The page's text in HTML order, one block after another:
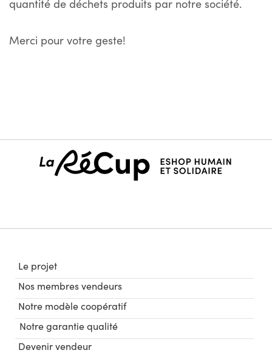
quantité de déchets produits par notre société.
Merci pour votre geste!
Le projet
Nos membres vendeurs
Notre modèle coopératif
Notre garantie qualité
Devenir vendeur